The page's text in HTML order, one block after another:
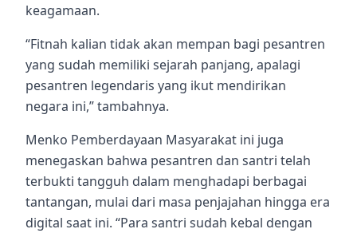
keagamaan.
“Fitnah kalian tidak akan mempan bagi pesantren
yang sudah memiliki sejarah panjang, apalagi
pesantren legendaris yang ikut mendirikan
negara ini,” tambahnya.
Menko Pemberdayaan Masyarakat ini juga
menegaskan bahwa pesantren dan santri telah
terbukti tangguh dalam menghadapi berbagai
tantangan, mulai dari masa penjajahan hingga era
digital saat ini. “Para santri sudah kebal dengan